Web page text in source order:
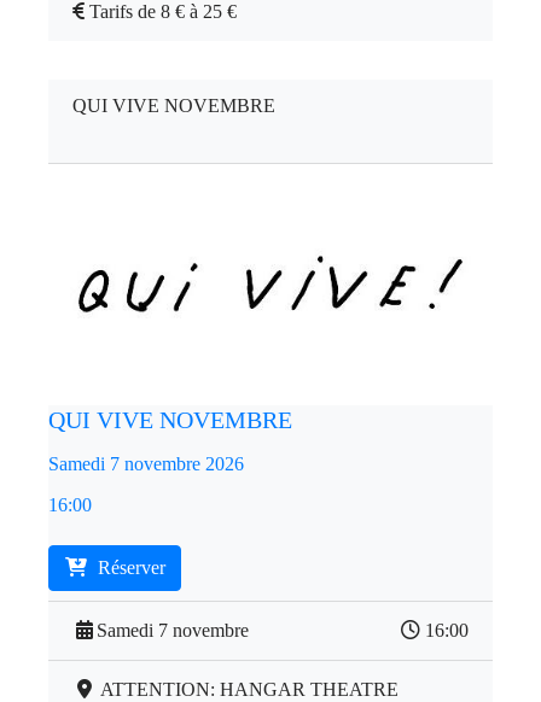
Tarifs de 8 € à 25 €
QUI VIVE NOVEMBRE
QUI VIVE NOVEMBRE
Samedi 7 novembre 2026
16:00
Réserver
Samedi 7 novembre 16:00
ATTENTION: HANGAR THEATRE